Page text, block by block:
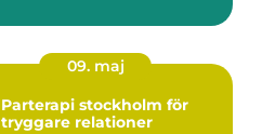
09. maj
Parterapi stockholm för
tryggare relationer